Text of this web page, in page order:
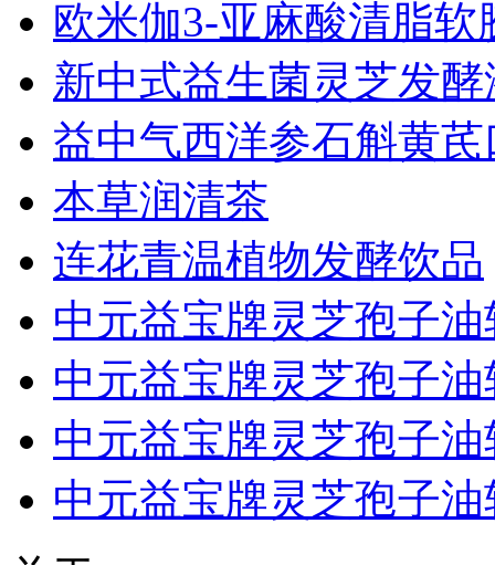
欧米伽3-亚麻酸清脂软
新中式益生菌灵芝发
益中气西洋参石斛黄
本草润清茶
连花青温植物发酵饮品
中元益宝牌灵芝孢子
中元益宝牌灵芝孢子
中元益宝牌灵芝孢子
中元益宝牌灵芝孢子